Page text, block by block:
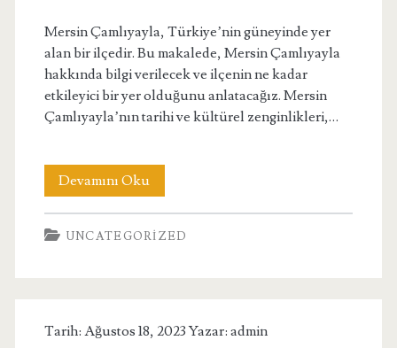
Mersin Çamlıyayla, Türkiye’nin güneyinde yer
alan bir ilçedir. Bu makalede, Mersin Çamlıyayla
hakkında bilgi verilecek ve ilçenin ne kadar
etkileyici bir yer olduğunu anlatacağız. Mersin
Çamlıyayla’nın tarihi ve kültürel zenginlikleri,…
Devamını OkuMersin
Çamlıyayla
Nasıl
UNCATEGORIZED
Tarih: Ağustos 18, 2023 Yazar: admin